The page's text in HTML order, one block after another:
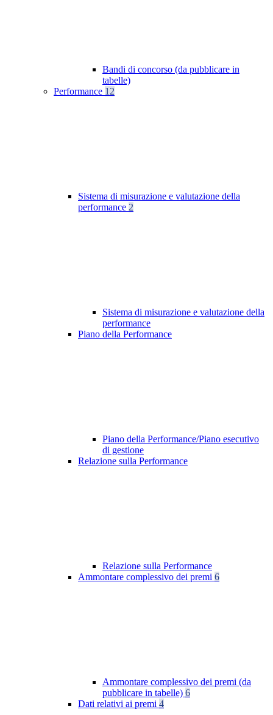
Bandi di concorso (da pubblicare in
tabelle)
Performance 12
Sistema di misurazione e valutazione della
performance 2
Sistema di misurazione e valutazione della
performance
Piano della Performance
Piano della Performance/Piano esecutivo
di gestione
Relazione sulla Performance
Relazione sulla Performance
Ammontare complessivo dei premi 6
Ammontare complessivo dei premi (da
pubblicare in tabelle) 6
Dati relativi ai premi 4